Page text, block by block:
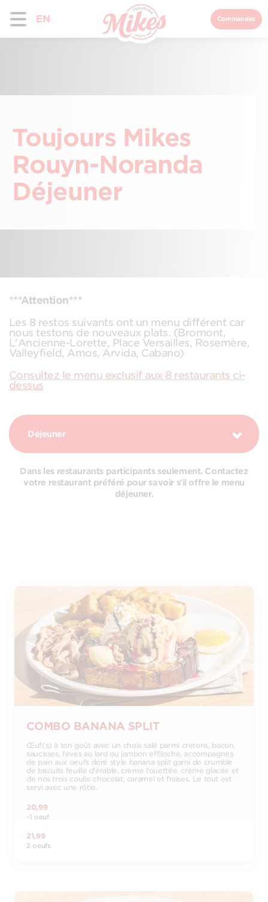
EN Commandez
Toujours Mikes
Rouyn-Noranda
Déjeuner
***Attention***
Les 8 restos suivants ont un menu différent car
nous testons de nouveaux plats. (Bromont,
L'Ancienne-Lorette, Place Versailles, Rosemère,
Valleyfield, Amos, Arvida, Cabano)
Consultez le menu exclusif aux 8 restaurants ci-
dessus
Déjeuner
Dans les restaurants participants seulement. Contactez
votre restaurant préféré pour savoir s'il offre le menu
déjeuner.
COMBO BANANA SPLIT
Œuf(s) à ton goût avec un choix salé parmi cretons, bacon,
saucisses, fèves au lard ou jambon effiloché, accompagnés
de pain aux oeufs doré style banana split garni de crumble
de biscuits feuille d'érable, crème fouettée, crème glacée et
de nos trois coulis: chocolat, caramel et fraises. Le tout est
servi avec une rôtie.
20,99
-1 oeuf
21,99
2 oeufs